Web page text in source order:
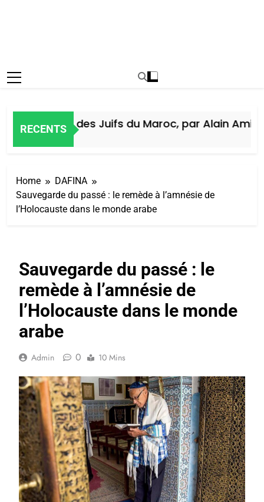
RECENTS
Histoire des Juifs du Maroc, par Alain Amiel
Home
DAFINA
Sauvegarde du passé : le remède à l’amnésie de
l’Holocauste dans le monde arabe
Sauvegarde du passé : le
remède à l’amnésie de
l’Holocauste dans le monde
arabe
Admin 0 10 Mins